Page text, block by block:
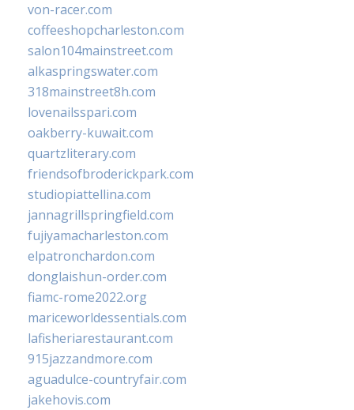
von-racer.com
coffeeshopcharleston.com
salon104mainstreet.com
alkaspringswater.com
318mainstreet8h.com
lovenailsspari.com
oakberry-kuwait.com
quartzliterary.com
friendsofbroderickpark.com
studiopiattellina.com
jannagrillspringfield.com
fujiyamacharleston.com
elpatronchardon.com
donglaishun-order.com
fiamc-rome2022.org
mariceworldessentials.com
lafisheriarestaurant.com
915jazzandmore.com
aguadulce-countryfair.com
jakehovis.com